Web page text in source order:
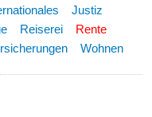
Justiz
Reiserei
Rente
Wohnen